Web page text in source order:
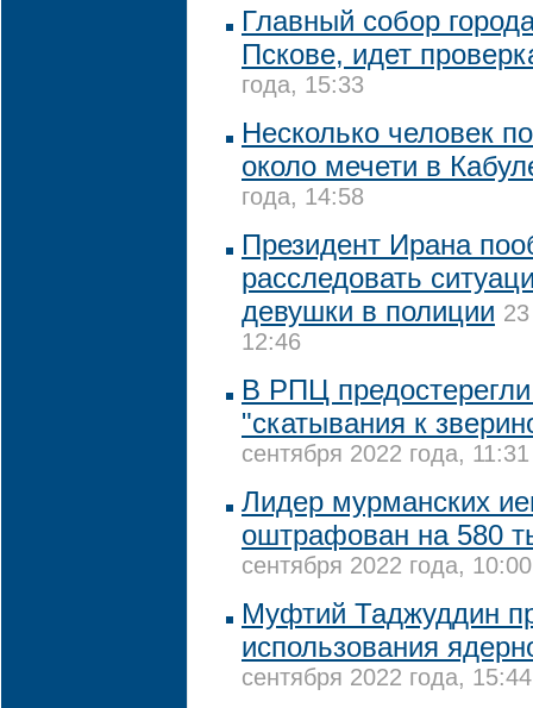
Главный собор
Пскове, идет
года, 15:33
Несколько человек
около мечети в
года, 14:58
Президент Ирана
расследовать
девушки в полиции
12:46
В РПЦ
"скатывания к
сентября 2022 года, 11:31
Лидер мурманских
оштрафован на 580
сентября 2022 года, 10:00
Муфтий Таджуддин
использования
сентября 2022 года, 15:44